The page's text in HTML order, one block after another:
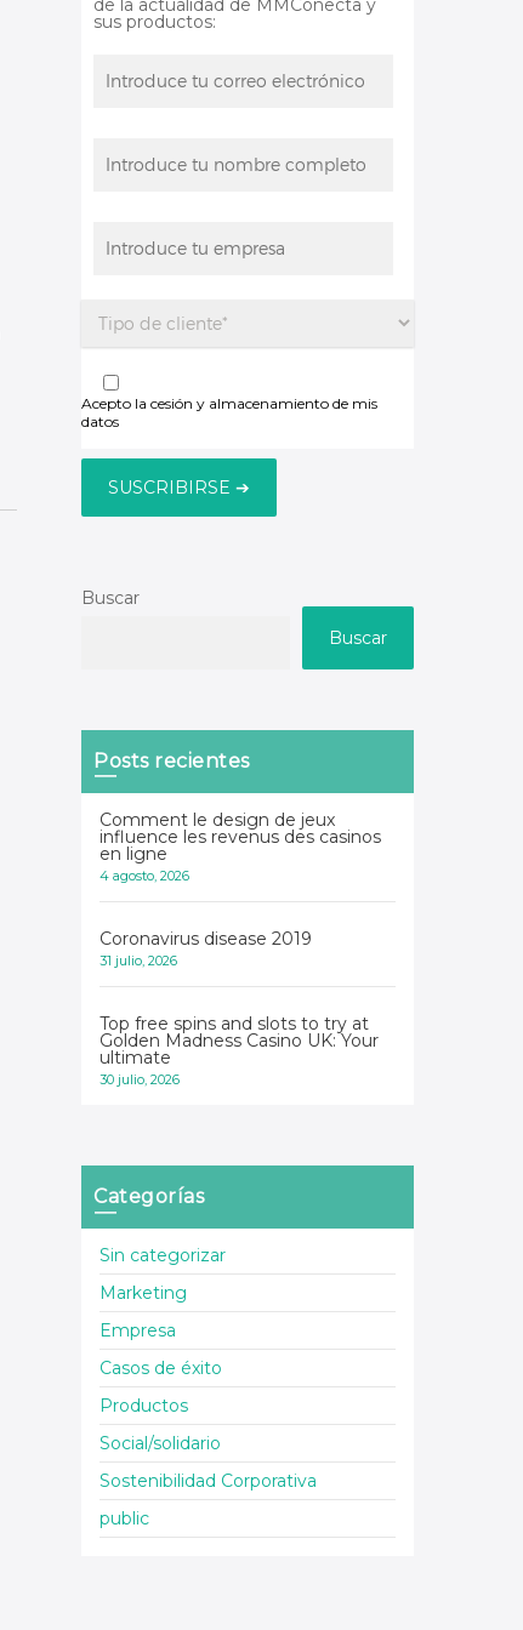
de la actualidad de MMConecta y
sus productos:
Acepto la cesión y almacenamiento de mis
datos
Buscar
Buscar
Posts recientes
Comment le design de jeux
influence les revenus des casinos
en ligne
4 agosto, 2026
Coronavirus disease 2019
31 julio, 2026
Top free spins and slots to try at
Golden Madness Casino UK: Your
ultimate
30 julio, 2026
Categorías
Sin categorizar
Marketing
Empresa
Casos de éxito
Productos
Social/solidario
Sostenibilidad Corporativa
public